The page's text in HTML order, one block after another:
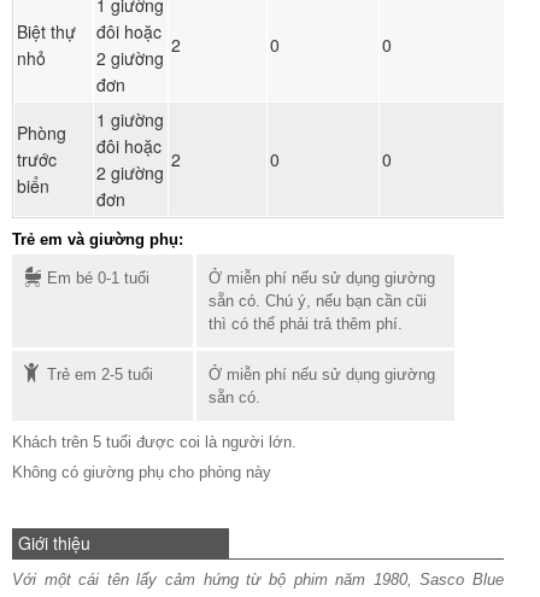
Biệt thự
nhỏ
đôi hoặc
2 giường
đơn
2 0 0
Phòng
trước
biển
1 giường
đôi hoặc
2 giường
đơn
2 0 0
Trẻ em và giường phụ:
Em bé 0-1 tuổi
Ở miễn phí nếu sử dụng giường
sẵn có. Chú ý, nếu bạn cần cũi
thì có thể phải trả thêm phí.
Trẻ em 2-5 tuổi
Ở miễn phí nếu sử dụng giường
sẵn có.
Khách trên 5 tuổi được coi là người lớn.
Không có giường phụ cho phòng này
Giới thiệu
Với một cái tên lấy cảm hứng từ bộ phim năm 1980, Sasco Blue